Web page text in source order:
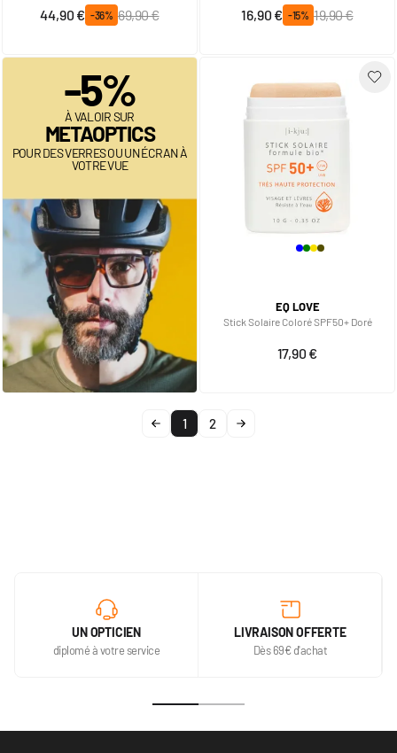
Prix spécial
44,90 € -36%
Prix normal
69,90 € Prix spécial
16,90 € -15%
Prix normal
19,90 €
-5%
À VALOIR SUR
METAOPTICS
POUR DES VERRES OU UN ÉCRAN À
VOTRE VUE
EQ LOVE
Stick Solaire Coloré SPF50+ Doré
17,90 €
1 2
UN OPTICIEN
diplomé à votre service
LIVRAISON OFFERTE
Dès 69€ d'achat